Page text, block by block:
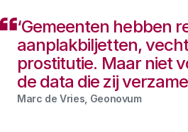
​​​​​​​‘Gemeenten hebben
aanplakbiljetten,
prostitutie. Maar niet
de data die zij
Marc de Vries, Geonovum